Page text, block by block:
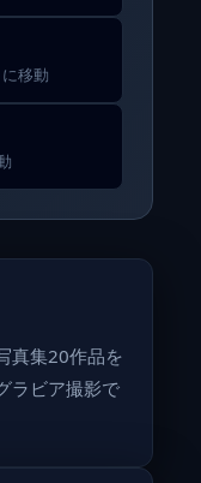
移動
真集20作品を
ラビア撮影で